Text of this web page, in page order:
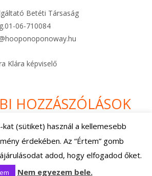
Betéti Társaság
06-710084
Klára képviselő
HOZZÁSZÓLÁSOK
• Bejelentkezés
kat (sütiket) használ a kellemesebb
érdekében. Az “Értem” gomb
adod, hogy elfogadod őket.
Nem egyezem bele.